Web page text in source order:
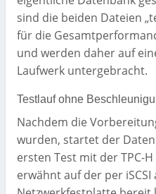
sind die beiden Dateien
für die
und werden daher auf
Laufwerk untergebracht.
Testlauf ohne
Nachdem die
wurden, startet der
ersten Test mit der TPC-
erwähnt auf der per